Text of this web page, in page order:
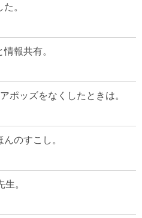
。
報共有。
ポッズをなくしたときは。
のすこし。
。